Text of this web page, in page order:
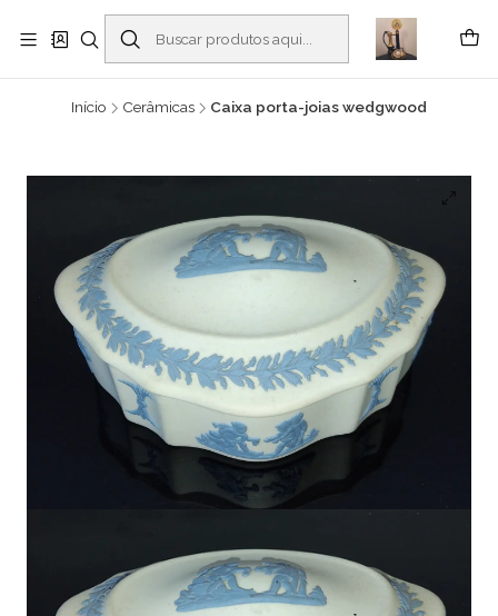
Buscantiguidades - Leilões. Colecionismo e antiguidades em Viana do
Castelo -
Leia mais
Início Cerâmicas Caixa porta-joias wedgwood